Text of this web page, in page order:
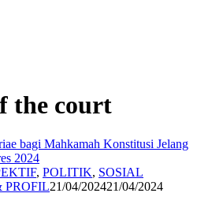
the court
, POLITIK, SOSIAL
PROFILRedaksi
21/04/202421/04/2024